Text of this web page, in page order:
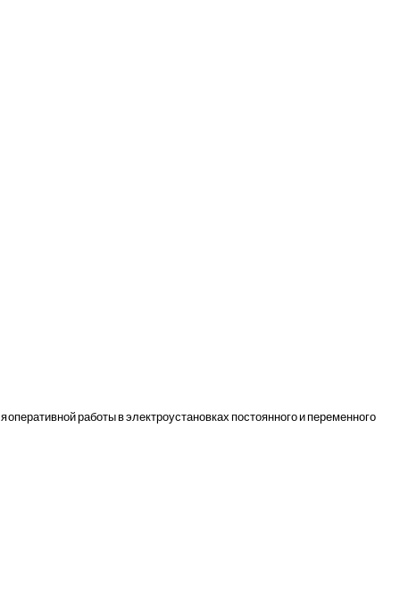
работы в электроустановках постоянного и переменного